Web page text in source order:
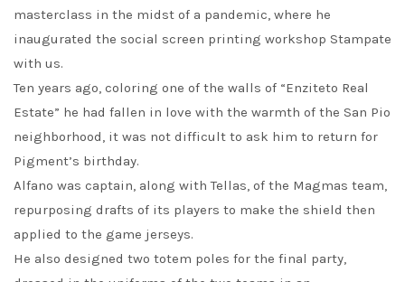
masterclass in the midst of a pandemic, where he
inaugurated the social screen printing workshop Stampate
with us.
Ten years ago, coloring one of the walls of “Enziteto Real
Estate” he had fallen in love with the warmth of the San Pio
neighborhood, it was not difficult to ask him to return for
Pigment’s birthday.
Alfano was captain, along with Tellas, of the Magmas team,
repurposing drafts of its players to make the shield then
applied to the game jerseys.
He also designed two totem poles for the final party,